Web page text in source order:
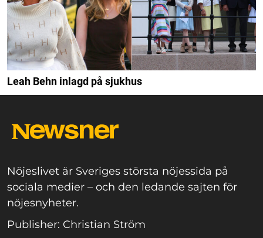
Leah Behn inlagd på sjukhus
Nöjeslivet är Sveriges största nöjessida på
sociala medier – och den ledande sajten för
nöjesnyheter.
Publisher: Christian Ström